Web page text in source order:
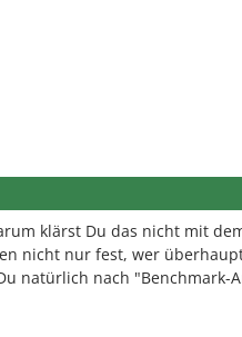
klärst Du das nicht mit
nicht nur fest, wer
natürlich nach